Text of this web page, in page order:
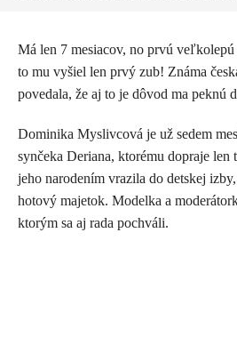
Má len 7 mesiacov, no prvú veľkolepú
to mu vyšiel len prvý zub! Známa
povedala, že aj to je dôvod ma peknú
Dominika Myslivcová je už sedem
synčeka Deriana, ktorému dopraje len
jeho narodením vrazila do detskej
hotový majetok. Modelka a
ktorým sa aj rada pochváli.